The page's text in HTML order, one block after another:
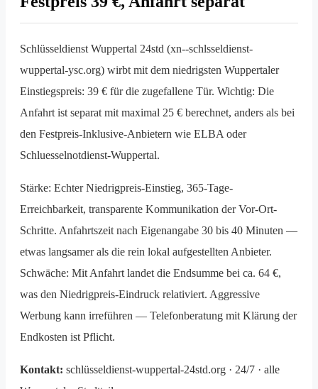
Schlüsseldienst Wuppertal 24std (xn--schlsseldienst-
wuppertal-ysc.org) wirbt mit dem niedrigsten Wuppertaler
Einstiegspreis: 39 € für die zugefallene Tür. Wichtig: Die
Anfahrt ist separat mit maximal 25 € berechnet, anders als bei
den Festpreis-Inklusive-Anbietern wie ELBA oder
Schluesselnotdienst-Wuppertal.
Stärke: Echter Niedrig­preis-Einstieg, 365-Tage-
Erreichbarkeit, transparente Kommunikation der Vor-Ort-
Schritte. Anfahrtszeit nach Eigenangabe 30 bis 40 Minuten —
etwas langsamer als die rein lokal aufgestellten Anbieter.
Schwäche: Mit Anfahrt landet die Endsumme bei ca. 64 €,
was den Niedrig­preis-Eindruck relativiert. Aggressive
Werbung kann irreführen — Telefon­beratung mit Klärung der
Endkosten ist Pflicht.
Kontakt: schlüsseldienst-wuppertal-24std.org · 24/7 · alle